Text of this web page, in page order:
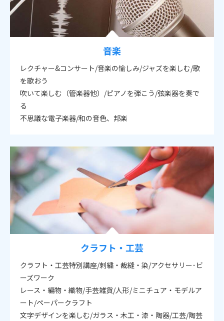
音楽
レクチャー&コンサート/音楽の愉しみ/ジャズを楽しむ/歌
を歌おう
吹いて楽しむ（管楽器他）/ピアノを弾こう/弦楽器を奏で
る
不思議な電子楽器/和の音色、邦楽
クラフト・工芸
クラフト・工芸特別講座/刺繍・裁縫・染/アクセサリー･ビ
ーズワーク
レース・編物・織物/手芸雑貨/人形/ミニチュア・モデルア
ート/ペーパークラフト
文字デザインを楽しむ/ガラス・木工・漆・陶器/工芸/陶芸